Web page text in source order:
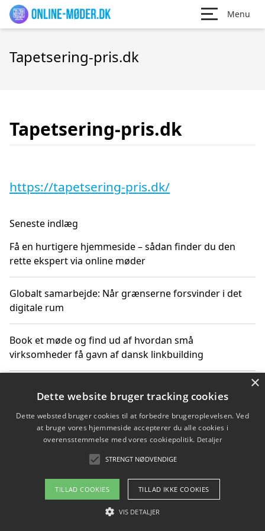
Menu
Tapetsering-pris.dk
Tapetsering-pris.dk
https://tapetsering-pris.dk/
Seneste indlæg
Få en hurtigere hjemmeside – sådan finder du den
rette ekspert via online møder
Globalt samarbejde: Når grænserne forsvinder i det
digitale rum
Book et møde og find ud af hvordan små
virksomheder få gavn af dansk linkbuilding
får du indgår et samarbejde
Hold et møde med en WordPress ekspert og vælg den
mest professionelle til at vedligeholde din løsning
Copyright 2026 - Pilanto Aps
Om / kontakt
×
Dette website bruger tracking cookies
Dette websted bruger cookies til at forbedre brugeroplevelsen. Ved
at bruge vores hjemmeside accepterer du alle cookies i
overensstemmelse med vores cookiepolitik. Detaljer
STRENGT NØDVENDIGE
TILLAD COOKIES TILLAD IKKE COOKIES
VIS DETALJER